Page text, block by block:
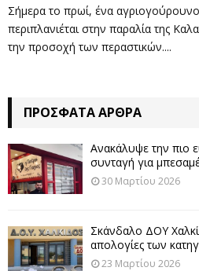
Σήμερα το πρωί, ένα
περιπλανιέται στην παραλία της
την προσοχή των περαστικών....
ΠΡΌΣΦΑΤΑ ΆΡΘΡΑ
Ανακάλυψε την πιο
συνταγή για
30 Μαρτίου 2026
Σκάνδαλο ΔΟΥ
απολογίες των
23 Μαρτίου 2026